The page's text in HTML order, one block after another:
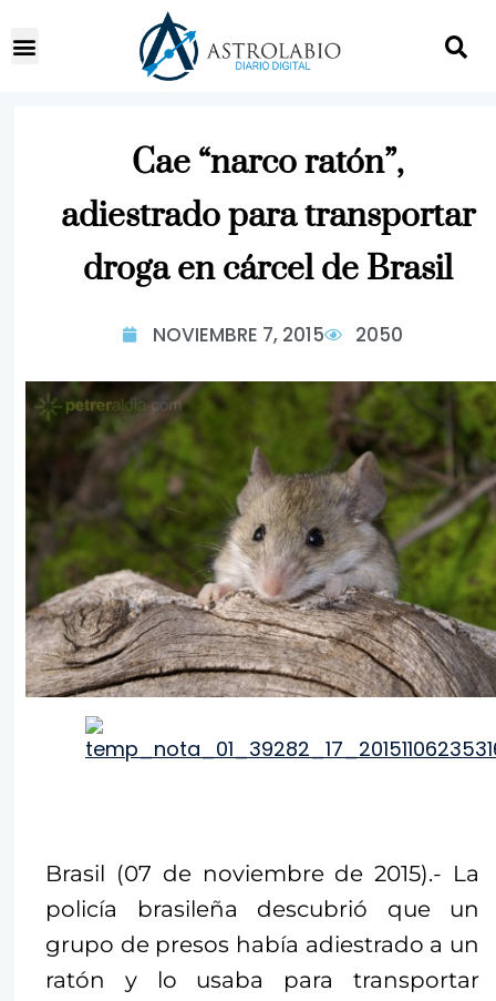
Cae “narco ratón”,
adiestrado para transportar
droga en cárcel de Brasil
NOVIEMBRE 7, 2015 2050
Brasil (07 de noviembre de 2015).- La
policía brasileña descubrió que un
grupo de presos había adiestrado a un
ratón y lo usaba para transportar